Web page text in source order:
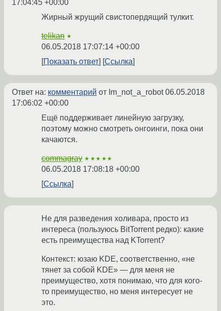
17:04:45 +00:00
Жирный жрущий свистопердящий тулкит.
telikan ★
06.05.2018 17:07:14 +00:00
Показать ответ
Ссылка
Ответ на: комментарий от Im_not_a_robot06.05.2018
17:06:02 +00:00
Ещё поддерживает линейную загрузку,
поэтому можно смотреть онгоинги, пока они
качаются.
commagray ★★★★★
06.05.2018 17:08:18 +00:00
Ссылка
Не для разведения холивара, просто из
интереса (пользуюсь BitTorrent редко): какие
есть преимущества над KTorrent?
Контекст: юзаю KDE, соответственно, «не
тянет за собой KDE» — для меня не
преимущество, хотя понимаю, что для кого-
то преимущество, но меня интересует не
это.